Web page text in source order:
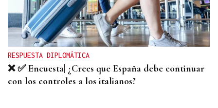
RESPUESTA DIPLOMÁTICA
❌ ✅ Encuesta| ¿Crees que España debe continuar
con los controles a los italianos?